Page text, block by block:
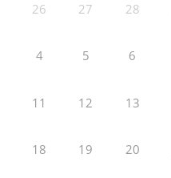
26 27 28
4 5 6
11 12 13
18 19 20